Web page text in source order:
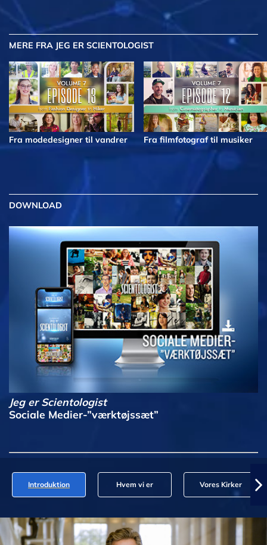
MERE FRA JEG ER SCIENTOLOGIST
Fra modedesigner til vandrer Fra filmfotograf til musiker
DOWNLOAD
Jeg er Scientologist
Sociale Medier-”værktøjssæt”
Introduktion Hvem vi er Vores Kirker